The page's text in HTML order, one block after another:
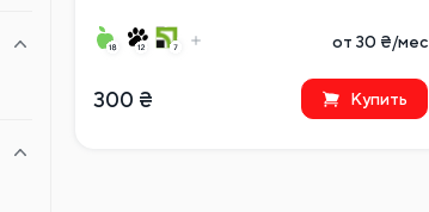
от 30 ₴/мес
300 ₴ Купить